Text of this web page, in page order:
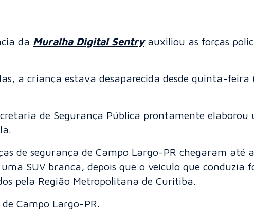
da Muralha Digital Sentryauxiliou as forças
a criança estava desaparecida desde quinta-
de Segurança Pública prontamente elaborou
de segurança de Campo Largo-PR chegaram até
SUV branca, depois que o veículo que
pela Região Metropolitana de Curitiba.
Campo Largo-PR.